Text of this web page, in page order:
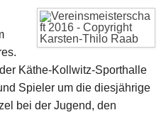
Käthe-Kollwitz-Sporthalle
Spieler um die diesjährige
bei der Jugend, den